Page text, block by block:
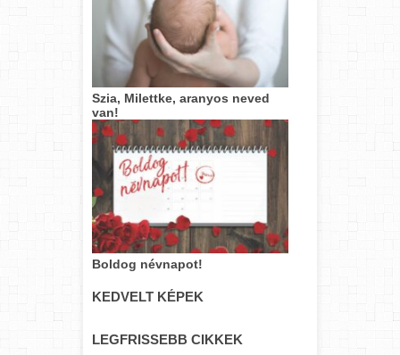
Szia, Milettke, aranyos neved
van!
Boldog névnapot!
KEDVELT KÉPEK
LEGFRISSEBB CIKKEK